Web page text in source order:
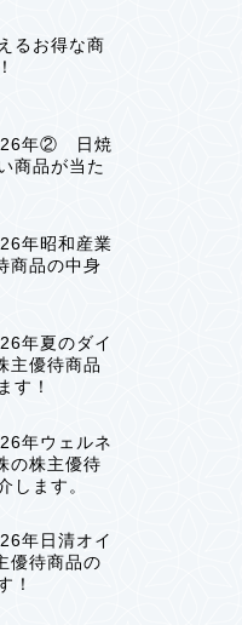
るお得な商
年② 日焼
商品が当た
年昭和産業
商品の中身
年夏のダイ
主優待商品
す！
年ウェルネ
の株主優待
します。
年日清オイ
優待商品の
！